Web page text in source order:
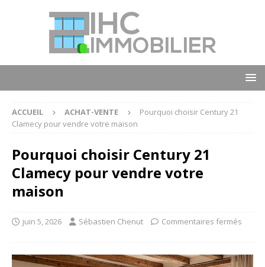
ACCUEIL ACHAT-VENTE
Pourquoi choisir Century 21
Clamecy pour vendre votre maison
Pourquoi choisir Century 21
Clamecy pour vendre votre
maison
juin 5, 2026 Sébastien Chenut Commentaires fermés